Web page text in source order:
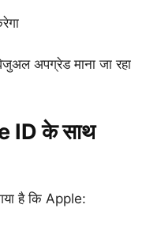
अपग्रेड माना जा रहा
ID के साथ
है कि Apple: